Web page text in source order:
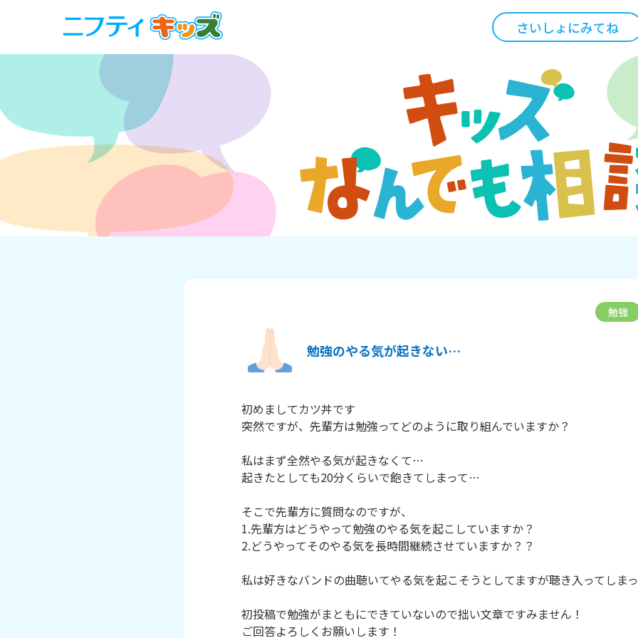
さいしょにみてね
勉強
勉強のやる気が起きない…
初めましてカツ丼です
突然ですが、先輩方は勉強ってどのように取り組んでいますか？
私はまず全然やる気が起きなくて…
起きたとしても20分くらいで飽きてしまって…
そこで先輩方に質問なのですが、
1.先輩方はどうやって勉強のやる気を起こしていますか？
2.どうやってそのやる気を長時間継続させていますか？？
私は好きなバンドの曲聴いてやる気を起こそうとしてますが聴き入ってしま
初投稿で勉強がまともにできていないので拙い文章ですみません！
ご回答よろしくお願いします！